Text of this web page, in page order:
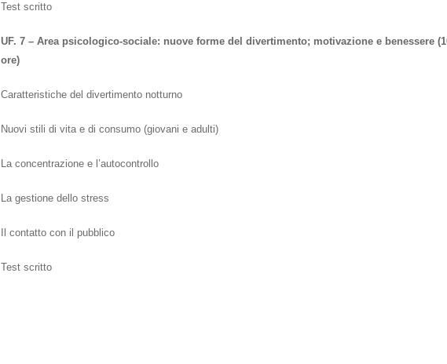
Test scritto
UF. 7 – Area psicologico-sociale: nuove forme del divertimento; motivazione e benessere
ore)
Caratteristiche del divertimento notturno
Nuovi stili di vita e di consumo (giovani e adulti)
La concentrazione e l’autocontrollo
La gestione dello stress
Il contatto con il pubblico
Test scritto